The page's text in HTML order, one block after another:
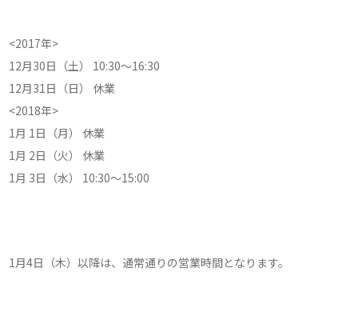
<2017年>
12月30日（土） 10:30～16:30
12月31日（日） 休業
<2018年>
1月 1日（月） 休業
1月 2日（火） 休業
1月 3日（水） 10:30～15:00
1月4日（木）以降は、通常通りの営業時間となります。